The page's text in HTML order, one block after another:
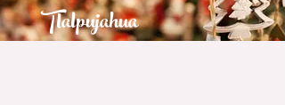
Tlalpujahua